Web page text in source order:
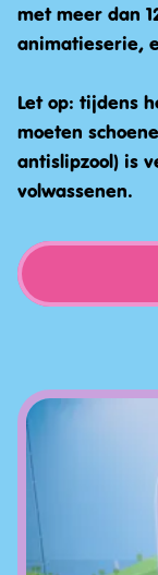
met meer dan
animatieserie,
Let op: tijdens
moeten
antislipzool) is
volwassenen.